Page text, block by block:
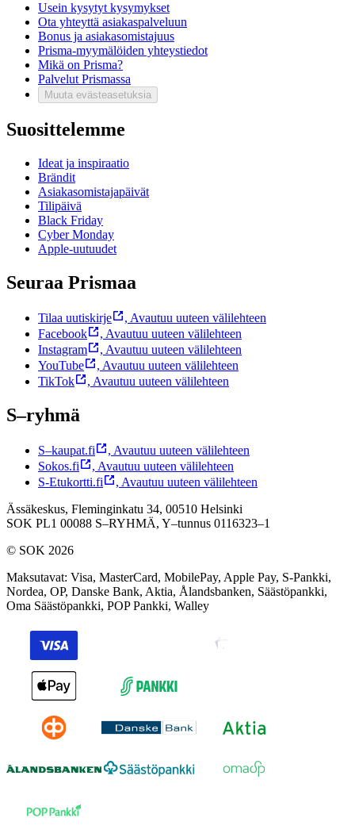
Usein kysytyt kysymykset
Ota yhteyttä asiakaspalveluun
Bonus ja asiakasomistajuus
Prisma-myymälöiden yhteystiedot
Mikä on Prisma?
Palvelut Prismassa
Muuta evästeasetuksia
Suosittelemme
Ideat ja inspiraatio
Brändit
Asiakasomistajapäivät
Tilipäivä
Black Friday
Cyber Monday
Apple-uutuudet
Seuraa Prismaa
Tilaa uutiskirje , Avautuu uuteen välilehteen
Facebook
, Avautuu uuteen välilehteen
Instagram
, Avautuu uuteen välilehteen
YouTube
, Avautuu uuteen välilehteen
TikTok
, Avautuu uuteen välilehteen
S–ryhmä
S–kaupat.fi , Avautuu uuteen välilehteen
Sokos.fi
, Avautuu uuteen välilehteen
S-Etukortti.fi
, Avautuu uuteen välilehteen
Ässäkeskus, Fleminginkatu 34, 00510 Helsinki
SOK PL1 00088 S–RYHMÄ, Y–tunnus 0116323–1
© SOK 2026
Maksutavat: Visa, MasterCard, MobilePay, Apple Pay, S-Pankki,
Nordea, OP, Danske Bank, Aktia, Ålandsbanken, Säästöpankki,
Oma Säästöpankki, POP Pankki, Walley